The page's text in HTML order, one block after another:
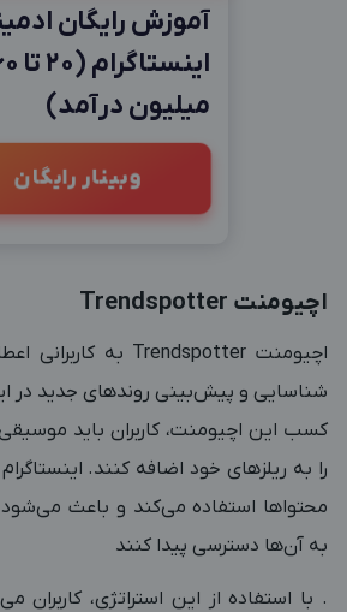
آموزش رایگان
میلیون درآمد)
وبینار رایگان
اچیومنت Trendspotter
اچیومنت Trendspotter به کاربرانی
شناسایی و پیش‌بینی روندهای جدید در
کسب این اچیومنت، کاربران باید موسیقی
را به ریلزهای خود اضافه کنند.
محتواها استفاده می‌کند و باعث
به آن‌ها دسترسی پیدا کنند
. با استفاده از این استراتژی، کاربران